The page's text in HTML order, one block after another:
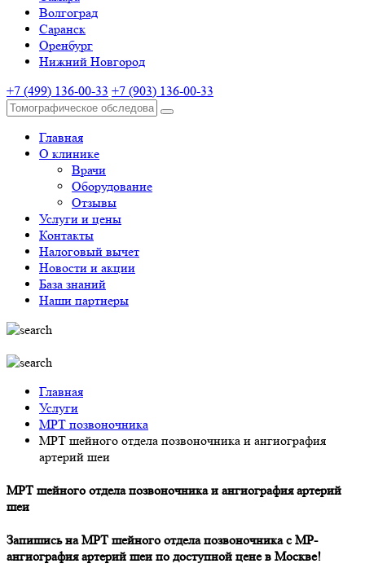
Волгоград
Саранск
Оренбург
Нижний Новгород
+7 (499) 136-00-33 +7 (903) 136-00-33
Главная
О клинике
Врачи
Оборудование
Отзывы
Услуги и цены
Контакты
Налоговый вычет
Новости и акции
База знаний
Наши партнеры
Главная
Услуги
МРТ позвоночника
МРТ шейного отдела позвоночника и ангиография
артерий шеи
МРТ шейного отдела позвоночника и ангиография артерий
шеи
Запишись на МРТ шейного отдела позвоночника с МР-
ангиография артерий шеи по доступной цене в Москве!